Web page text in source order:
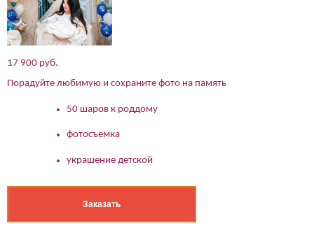
17 900 руб.
Порадуйте любимую и сохраните фото на память
50 шаров к роддому
фотосъемка
украшение детской
Заказать